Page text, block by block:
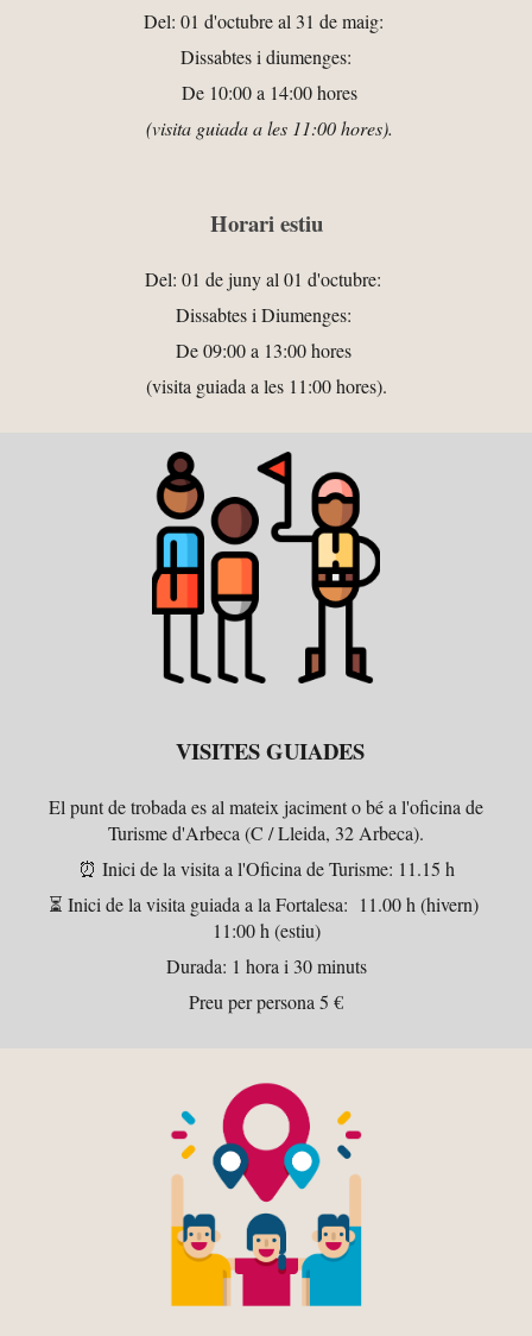
Del: 01 d'octubre al 31 de maig:
Dissabtes i diumenges:
De 10:00 a 14:00 hores
(visita guiada a les 11:00 hores).
Horari estiu
Del: 01 de junyal 01 d'octubre:
Dissabtes i Diumenges:
De 09:00 a 13:00 hores
(visita guiada a les 11:00 hores).
VISITES GUIADES
El punt de trobada es al mateix jaciment o bé a l'oficina de
Turisme d'Arbeca (C / Lleida, 32 Arbeca).
⏰ Inici de la visita a l'Oficina de Turisme: 11.15 h
⏳ Inici de la visita guiada a la Fortalesa: 11.00 h (hivern)
11:00 h (estiu)
Durada: 1 hora i 30 minuts
Preu per persona 5 €